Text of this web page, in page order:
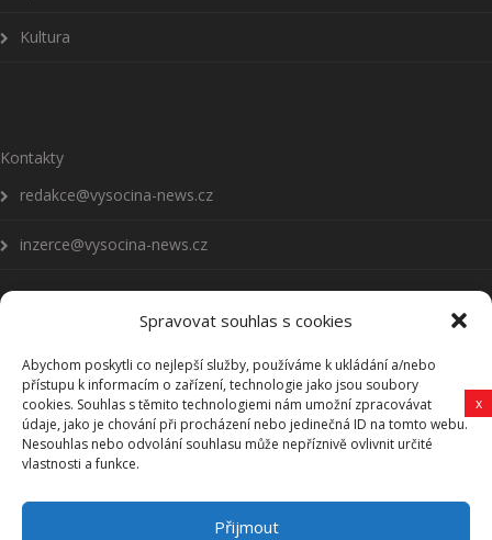
Spravovat souhlas s cookies
Abychom poskytli co nejlepší služby, používáme k ukládání a/nebo
přístupu k informacím o zařízení, technologie jako jsou soubory
cookies. Souhlas s těmito technologiemi nám umožní zpracovávat
údaje, jako je chování při procházení nebo jedinečná ID na tomto webu.
Nesouhlas nebo odvolání souhlasu může nepříznivě ovlivnit určité
vlastnosti a funkce.
Přijmout
Kultura
Kontakty
redakce@vysocina-news.cz
inzerce@vysocina-news.cz
Přihlásit se k odběru novinek
Všeobecné podmínky
Vysočina-news.cz
x